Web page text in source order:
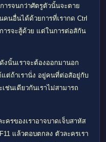
ารจนกว่าศัตรูตัวนั้นจะตาย
คนอื่นได้ด้วยการที่เรากด Ctrl
ารจะสู้ด้วย แต่ในการต่อสักัน
งนั้นเราจะต้องออกมานอก
แต่ถ้าเรานั่ง อยู่คนที่ต่อสัอยู่กับ
ช่นเดียวกันเราไม่สามารถ
ครของเราอาจบาดเจ็บสาหัส
F11 แล้วตอบตกลง ตัวละครเรา